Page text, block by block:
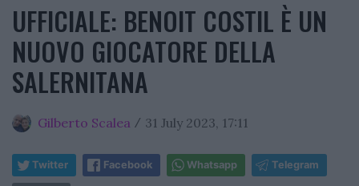
UFFICIALE: BENOIT COSTIL È UN
NUOVO GIOCATORE DELLA
SALERNITANA
Gilberto Scalea / 31 July 2023, 17:11
Twitter Facebook Whatsapp Telegram